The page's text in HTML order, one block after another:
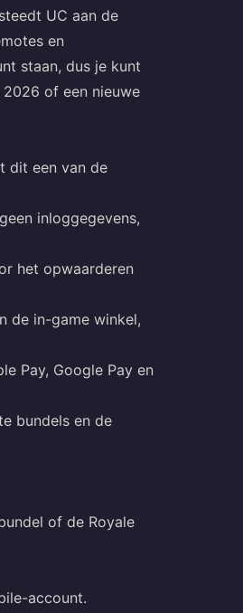
UC aan de
en
staan, dus je kunt
2026 of een nieuwe
dit een van de
inloggegevens,
het opwaarderen
de in-game winkel,
Pay, Google Pay en
bundels en de
of de Royale
account.